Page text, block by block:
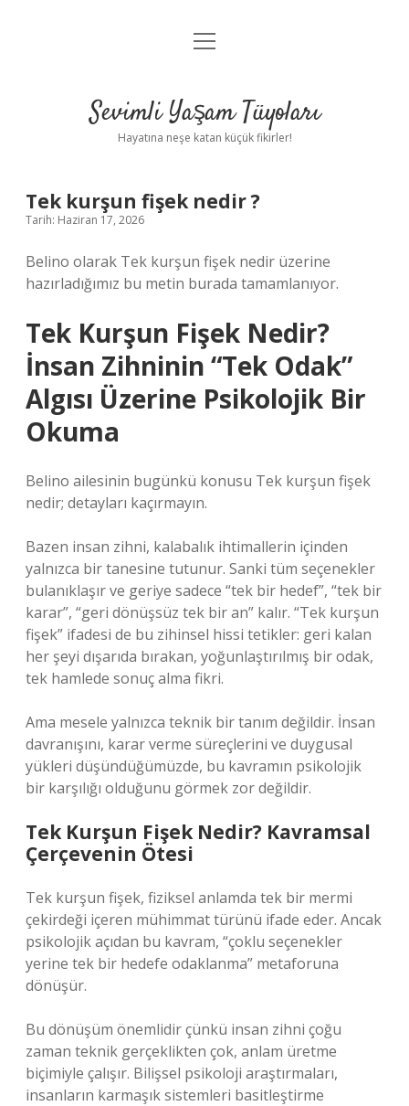
Anasayfa
Yasal Uyarı
menüyü
Sevimli Yaşam Tüyoları
Hayatına neşe katan küçük fikirler!
Tek kurşun fişek nedir ?
Tarih: Haziran 17, 2026
Belino olarak Tek kurşun fişek nedir üzerine
hazırladığımız bu metin burada tamamlanıyor.
Tek Kurşun Fişek Nedir?
İnsan Zihninin “Tek Odak”
Algısı Üzerine Psikolojik Bir
Okuma
Belino ailesinin bugünkü konusu Tek kurşun fişek
nedir; detayları kaçırmayın.
Bazen insan zihni, kalabalık ihtimallerin içinden
yalnızca bir tanesine tutunur. Sanki tüm seçenekler
bulanıklaşır ve geriye sadece “tek bir hedef”, “tek bir
karar”, “geri dönüşsüz tek bir an” kalır. “Tek kurşun
fişek” ifadesi de bu zihinsel hissi tetikler: geri kalan
her şeyi dışarıda bırakan, yoğunlaştırılmış bir odak,
tek hamlede sonuç alma fikri.
Ama mesele yalnızca teknik bir tanım değildir. İnsan
davranışını, karar verme süreçlerini ve duygusal
yükleri düşündüğümüzde, bu kavramın psikolojik
bir karşılığı olduğunu görmek zor değildir.
Tek Kurşun Fişek Nedir? Kavramsal
Çerçevenin Ötesi
Tek kurşun fişek, fiziksel anlamda tek bir mermi
çekirdeği içeren mühimmat türünü ifade eder. Ancak
psikolojik açıdan bu kavram, “çoklu seçenekler
yerine tek bir hedefe odaklanma” metaforuna
dönüşür.
Bu dönüşüm önemlidir çünkü insan zihni çoğu
zaman teknik gerçeklikten çok, anlam üretme
biçimiyle çalışır. Bilişsel psikoloji araştırmaları,
insanların karmaşık sistemleri basitleştirme